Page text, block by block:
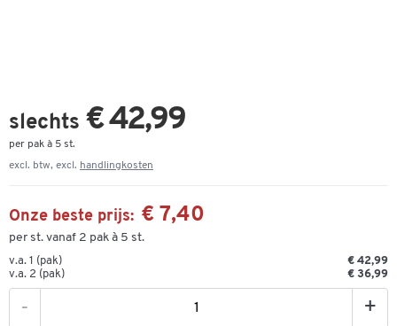
slechts € 42,99
per pak à 5 st.
excl. btw, excl. handlingkosten
Onze beste prijs: € 7,40
per st. vanaf 2 pak à 5 st.
v.a. 1 (pak)
€ 42,99
v.a. 2 (pak)
€ 36,99
- +